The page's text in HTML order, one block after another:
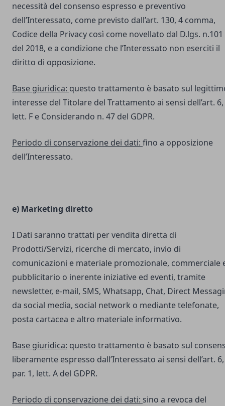
necessità del consenso espresso e preventivo
dell’Interessato, come previsto dall’art. 130, 4 comma,
Codice della Privacy così come novellato dal D.lgs. n.101
del 2018, e a condizione che l’Interessato non eserciti il
diritto di opposizione.
Base giuridica: questo trattamento è basato sul
interesse del Titolare del Trattamento ai sensi dell’art. 6,
lett. F e Considerando n. 47 del GDPR.
Periodo di conservazione dei dati: fino a opposizione
dell’Interessato.
e) Marketing diretto
I Dati saranno trattati per vendita diretta di
Prodotti/Servizi, ricerche di mercato, invio di
comunicazioni e materiale promozionale, commerciale
pubblicitario o inerente iniziative ed eventi, tramite
newsletter, e-mail, SMS, Whatsapp, Chat, Direct
da social media, social network o mediante telefonate,
posta cartacea e altro materiale informativo.
Base giuridica: questo trattamento è basato sul
liberamente espresso dall’Interessato ai sensi dell’art. 6,
par. 1, lett. A del GDPR.
Periodo di conservazione dei dati: sino a revoca del